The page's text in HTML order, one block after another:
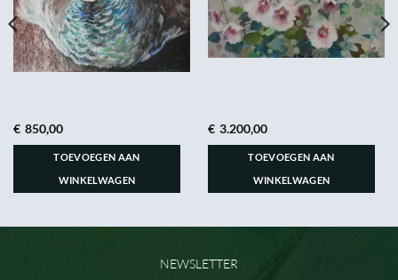
€ 850,00
TOEVOEGEN AAN
WINKELWAGEN
€ 3.200,00
TOEVOEGEN AAN
WINKELWAGEN
NEWSLETTER